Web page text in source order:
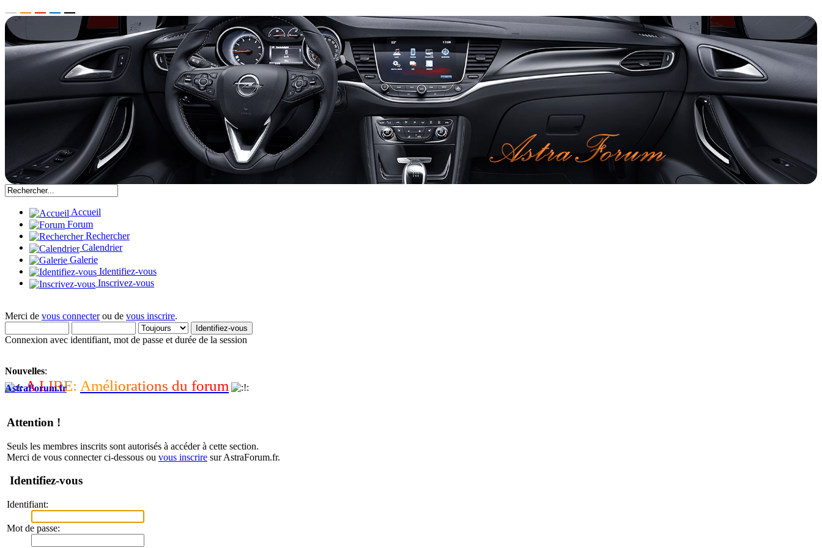
Accueil
Forum
Rechercher
Calendrier
Galerie
Identifiez-vous
Inscrivez-vous
Merci de vous connecterou de vous inscrire.
Connexion avec identifiant, mot de passe et durée de la session
Nouvelles:
A LIRE: Améliorations du forum
AstraForum.fr
Attention !
Seuls les membres inscrits sont autorisés à accéder à cette section.
Merci de vous connecter ci-dessous ou vous inscrire sur AstraForum.fr.
Identifiez-vous
Identifiant:
Mot de passe: